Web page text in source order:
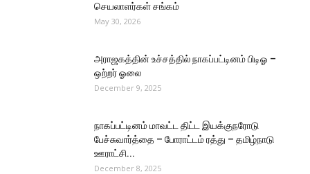
செயலாளர்கள் சங்கம்
May 30, 2026
அராஜகத்தின் உச்சத்தில் நாகப்பட்டினம் பிடிஓ –
ஒற்றர் ஓலை
December 9, 2025
நாகப்பட்டினம் மாவட்ட திட்ட இயக்குநரோடு
பேச்சுவார்த்தை – போராட்டம் ரத்து – தமிழ்நாடு
ஊராட்சி...
December 8, 2025